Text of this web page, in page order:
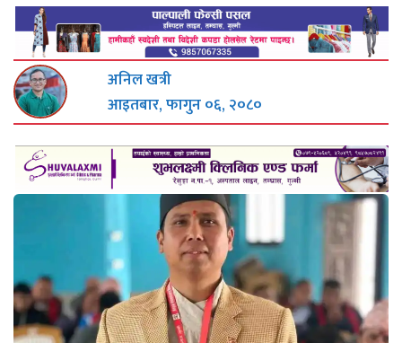
अनिल खत्री
आइतबार, फागुन ०६, २०८०